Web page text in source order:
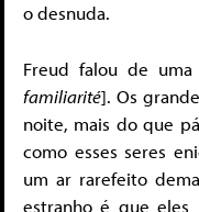
o desnuda.
Freud falou de
familiarité]. Os
noite, mais do que
como esses seres
um ar rarefeito
estranho é que eles